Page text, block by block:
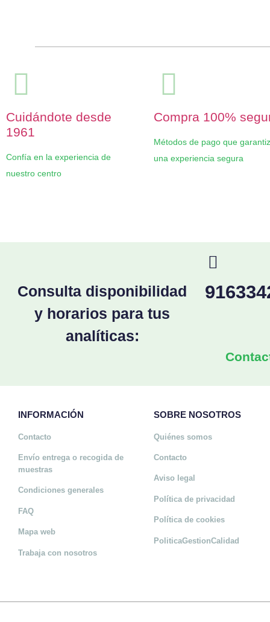
Cuidándote desde
1961
Confía en la experiencia de
nuestro centro
Compra 100%
Métodos de pago que
una experiencia segura
Consulta disponibilidad
y horarios para tus
analíticas:
INFORMACIÓN
Contacto
Envío entrega o recogida de
muestras
Condiciones generales
FAQ
Mapa web
Trabaja con nosotros
SOBRE NOSOTROS
Quiénes somos
Contacto
Aviso legal
Política de privacidad
Política de cookies
PoliticaGestionCalidad